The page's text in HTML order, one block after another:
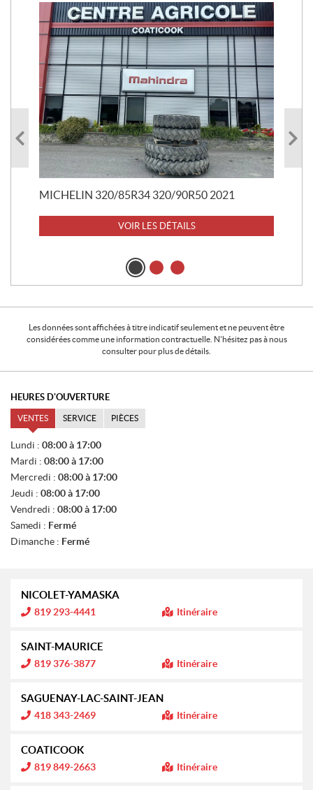
MICHELIN 320/85R34 320/90R50 2021
VOIR LES DÉTAILS
37
Les données sont affichées à titre indicatif seulement et ne peuvent être
considérées comme une information contractuelle. N'hésitez pas à nous
consulter pour plus de détails.
HEURES D'OUVERTURE
VENTES SERVICE PIÈCES
V
N
T
E
S
Lundi : 08:00 à 17:00
Mardi : 08:00 à 17:00
Mercredi : 08:00 à 17:00
Jeudi : 08:00 à 17:00
Vendredi : 08:00 à 17:00
Samedi : Fermé
Dimanche : Fermé
NICOLET-YAMASKA
I
n
o
r
m
a
o
819 293-4441 Itinéraire
SAINT-MAURICE
I
n
o
r
m
a
o
819 376-3877 Itinéraire
SAGUENAY-LAC-SAINT-JEAN
I
n
o
r
m
a
418 343-2469 Itinéraire
COATICOOK
I
n
819 849-2663 Itinéraire